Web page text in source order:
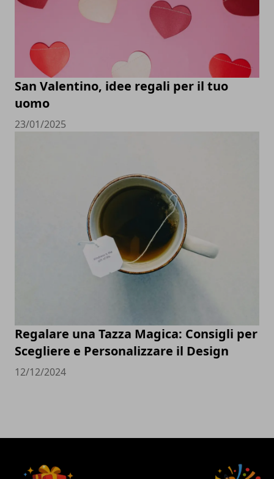
San Valentino, idee regali per il tuo
uomo
23/01/2025
Regalare una Tazza Magica: Consigli per
Scegliere e Personalizzare il Design
12/12/2024